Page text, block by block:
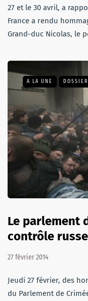
27 et le 30 avril, a
France a rendu
Grand-duc Nicolas, le
A LA UNE
Le parlement
contrôle russe
27 février 2014
Jeudi 27 février, des
du Parlement de